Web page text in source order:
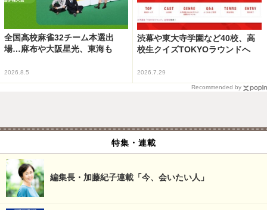
全国高校麻雀32チーム本選出
場…麻布や大阪星光、東海も
2026.8.5
渋幕や東大寺学園など40校、高
校生クイズTOKYOラウンドへ
2026.7.29
Recommended by
特集・連載
編集長・加藤紀子連載「今、会いたい人」